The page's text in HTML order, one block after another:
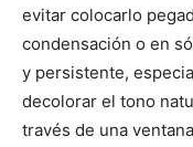
evitar colocarlo
condensación o en
y persistente,
decolorar el tono
través de una